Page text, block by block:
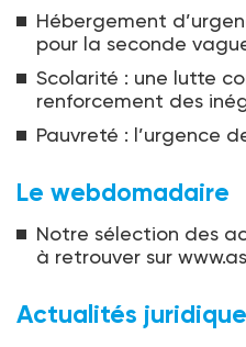
Hébergement
pour la seconde
Scolarité : une lutte
renforcement des
Pauvreté : l’urgence
Le webdomadaire
Notre sélection des
à retrouver sur
Actualités